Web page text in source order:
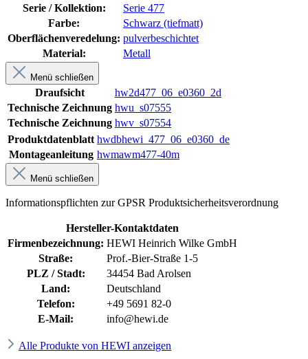
Serie / Kollektion:
Serie 477
Farbe:
Schwarz (tiefmatt)
Oberflächenveredelung: pulverbeschichtet
Material:
Metall
Menü schließen
Draufsicht
hw2d477_06_e0360_2d
Technische Zeichnung hwu_s07555
Technische Zeichnung hwv_s07554
Produktdatenblatt hwdbhewi_477_06_e0360_de
Montageanleitung hwmawm477-40m
Menü schließen
Informationspflichten zur GPSR Produktsicherheitsverordnung
Hersteller-Kontaktdaten
Firmenbezeichnung: HEWI Heinrich Wilke GmbH
Straße:
Prof.-Bier-Straße 1-5
PLZ / Stadt:
34454 Bad Arolsen
Land:
Deutschland
Telefon:
+49 5691 82-0
E-Mail:
info@hewi.de
Alle Produkte von HEWI anzeigen